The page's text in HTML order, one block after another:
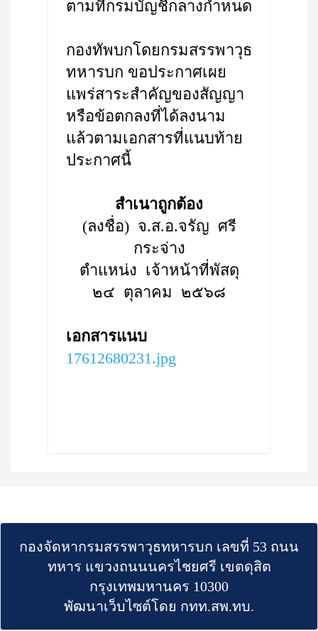
ตามที่กรมบัญชีกลางกำหนด
กองทัพบกโดยกรมสรรพาวุธ
ทหารบก ขอประกาศเผย
แพร่สาระสำคัญของสัญญา
หรือข้อตกลงที่ได้ลงนาม
แล้วตามเอกสารที่แนบท้าย
ประกาศนี้
สำเนาถูกต้อง
(ลงชื่อ) จ.ส.อ.จรัญ ศรี
กระจ่าง
ตำแหน่ง เจ้าหน้าที่พัสดุ
๒๔ ตุลาคม ๒๕๖๘
เอกสารแนบ
17612680231.jpg
กองจัดหากรมสรรพาวุธทหารบก เลขที่ 53 ถนน
ทหาร แขวงถนนนครไชยศรี เขตดุสิต
กรุงเทพมหานคร 10300
พัฒนาเว็บไซต์โดย กทท.สพ.ทบ.